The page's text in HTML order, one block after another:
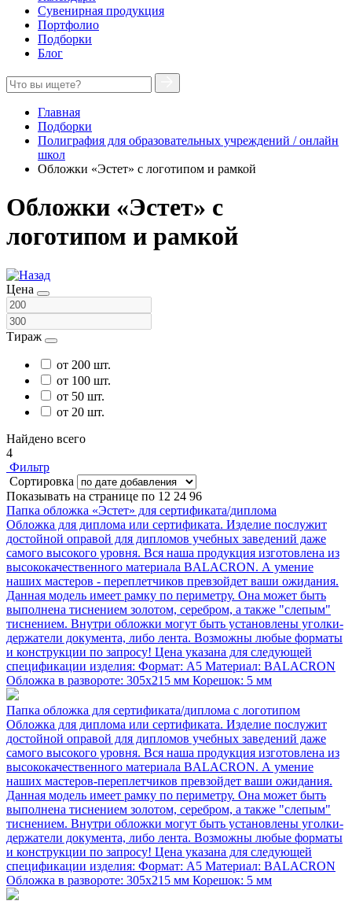
Сувенирная продукция
Портфолио
Подборки
Блог
Главная
Подборки
Полиграфия для образовательных учреждений / онлайн
школ
Обложки «Эстет» с логотипом и рамкой
Обложки «Эстет» с
логотипом и рамкой
Цена
Тираж
от 200 шт.
от 100 шт.
от 50 шт.
от 20 шт.
Найдено всего
4
Фильтр
Сортировка
Показывать на странице по 12 24 96
Папка обложка «Эстет» для сертификата/диплома
Обложка для диплома или сертификата. Изделие послужит
достойной оправой для дипломов учебных заведений даже
самого высокого уровня. Вся наша продукция изготовлена из
высококачественного материала BALACRON. А умение
наших мастеров - переплетчиков превзойдет ваши ожидания.
Данная модель имеет рамку по периметру. Она может быть
выполнена тиснением золотом, серебром, а также "слепым"
тиснением. Внутри обложки могут быть установлены уголки-
держатели документа, либо лента. Возможны любые форматы
и конструкции по запросу! Цена указана для следующей
спецификации изделия: Формат: А5 Материал: BALACRON
Обложка в развороте: 305х215 мм Корешок: 5 мм
Папка обложка для сертификата/диплома с логотипом
Обложка для диплома или сертификата. Изделие послужит
достойной оправой для дипломов учебных заведений даже
самого высокого уровня. Вся наша продукция изготовлена из
высококачественного материала BALACRON. А умение
наших мастеров-переплетчиков превзойдет ваши ожидания.
Данная модель имеет рамку по периметру. Она может быть
выполнена тиснением золотом, серебром, а также "слепым"
тиснением. Внутри обложки могут быть установлены уголки-
держатели документа, либо лента. Возможны любые форматы
и конструкции по запросу! Цена указана для следующей
спецификации изделия: Формат: А5 Материал: BALACRON
Обложка в развороте: 305х215 мм Корешок: 5 мм